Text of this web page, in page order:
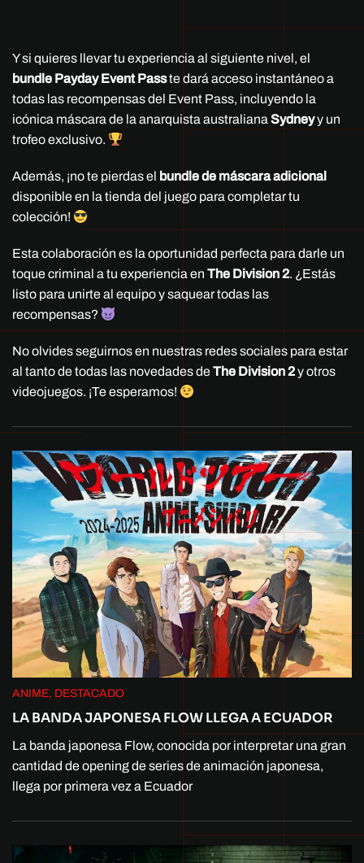
Y si quieres llevar tu experiencia al siguiente nivel, el
bundle Payday Event Passte dará acceso instantáneo a
todas las recompensas del Event Pass, incluyendo la
icónica máscara de la anarquista australiana Sydneyy un
trofeo exclusivo.
Además, ¡no te pierdas el bundle de máscara adicional
disponible en la tienda del juego para completar tu
colección!
Esta colaboración es la oportunidad perfecta para darle un
toque criminal a tu experiencia en The Division 2. ¿Estás
listo para unirte al equipo y saquear todas las
recompensas?
No olvides seguirnos en nuestras redes sociales para estar
al tanto de todas las novedades deThe Division 2y otros
videojuegos. ¡Te esperamos!
ANIME, DESTACADO
LA BANDA JAPONESA FLOW LLEGA A ECUADOR
La banda japonesa Flow, conocida por interpretar una gran
cantidad de opening de series de animación japonesa,
llega por primera vez a Ecuador